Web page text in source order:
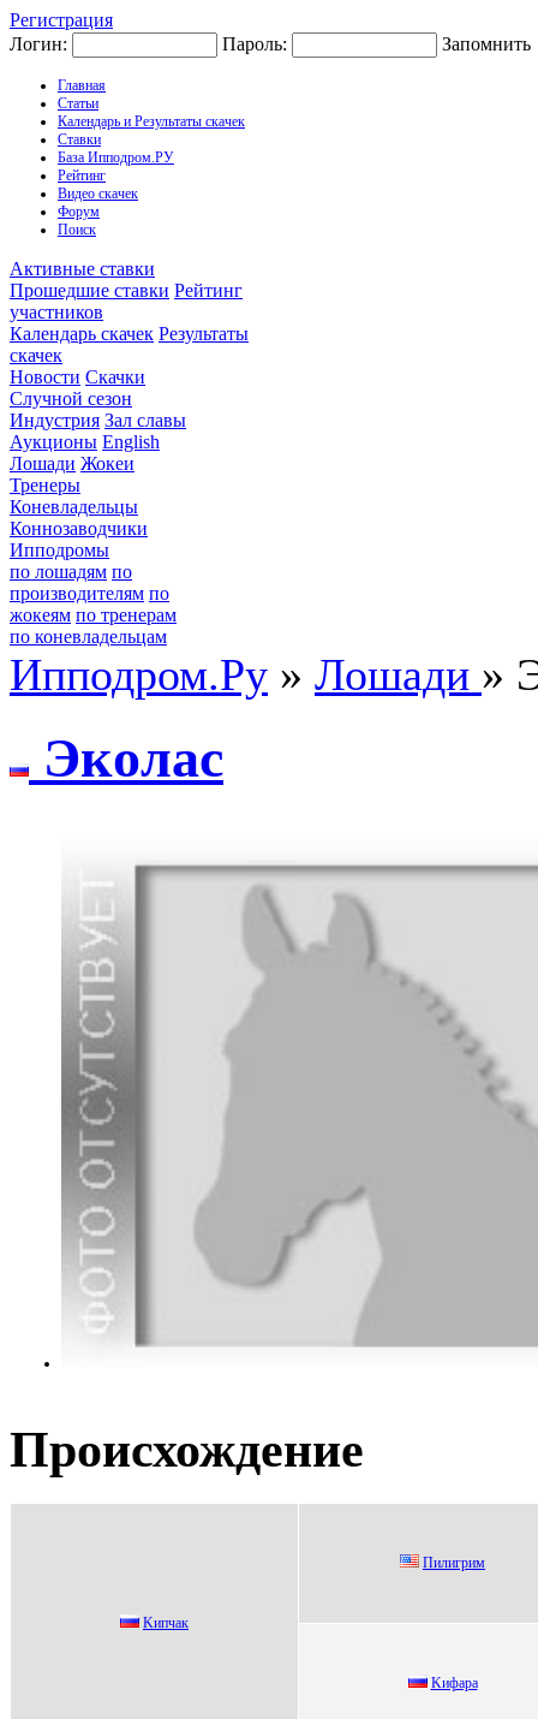
Регистрация
Логин:
Пароль: Запомнить
Главная
Статьи
Календарь и Результаты скачек
Ставки
База Ипподром.РУ
Рейтинг
Видео скачек
Форум
Поиск
Активные ставки
Прошедшие ставки Рейтинг
участников
Календарь скачек Результаты
скачек
Новости Скачки
Случной сезон
Индустрия Зал славы
Аукционы English
Лошади Жокеи
Тренеры
Коневладельцы
Коннозаводчики
Ипподромы
по лошадям по
производителям по
жокеям по тренерам
по коневладельцам
Ипподром.Ру » Лошади »
Экoлac
Происхождение
Kипчак
Пилигpим
Kифaрa